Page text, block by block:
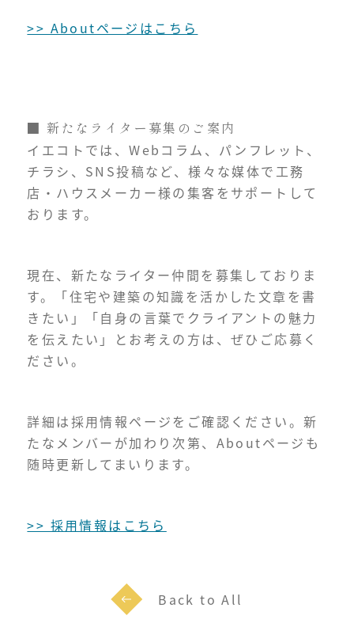
>> Aboutページはこちら
■ 新たなライター募集のご案内
イエコトでは、Webコラム、パンフレット、
チラシ、SNS投稿など、様々な媒体で工務
店・ハウスメーカー様の集客をサポートして
おります。
現在、新たなライター仲間を募集しておりま
す。「住宅や建築の知識を活かした文章を書
きたい」「自身の言葉でクライアントの魅力
を伝えたい」とお考えの方は、ぜひご応募く
ださい。
詳細は採用情報ページをご確認ください。新
たなメンバーが加わり次第、Aboutページも
随時更新してまいります。
>> 採用情報はこちら
Back to All